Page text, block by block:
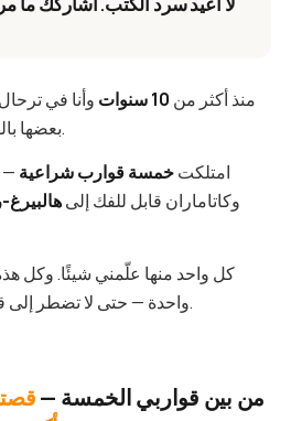
منذ أكثر من 10 سنوات وأنا في
بعضها بالقارب الشراعي وبعضها برًّا.
امتلكتخمسة قوارب شراعية
وكاتاماران قابل للفك إلىهالبيرغ-
كل واحد منها علّمني شيئًا. وكل
واحدة — حتى لا تضطر إلى قطع هذا الطريق من الصفر.
من بين قواربي الخمسة —